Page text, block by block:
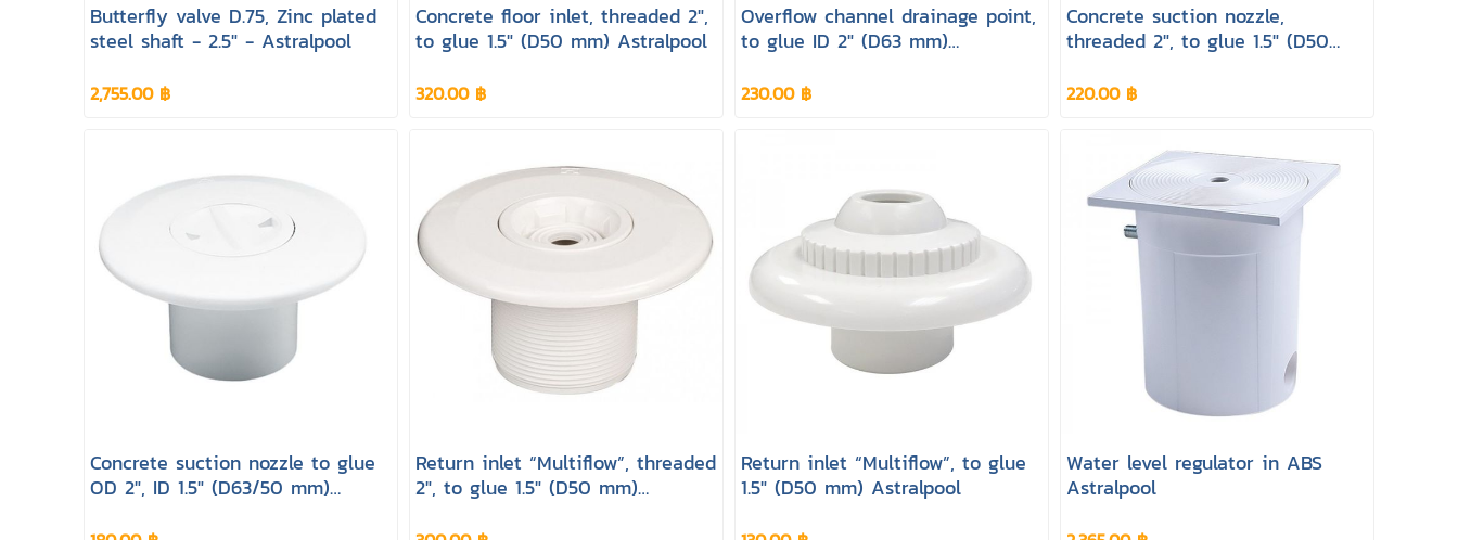
Butterfly valve D.75, Zinc plated
steel shaft - 2.5" - Astralpool
2,755.00 ฿
Concrete floor inlet, threaded 2",
to glue 1.5" (D50 mm) Astralpool
320.00 ฿
Overflow channel drainage point,
to glue ID 2" (D63 mm)
230.00 ฿
Concrete suction nozzle,
threaded 2", to glue 1.5" (D50
220.00 ฿
Concrete suction nozzle to glue
OD 2", ID 1.5" (D63/50 mm)
Return inlet “Multiflow”, threaded
2", to glue 1.5" (D50 mm)
Return inlet “Multiflow”, to glue
1.5" (D50 mm) Astralpool
Water level regulator in ABS
Astralpool